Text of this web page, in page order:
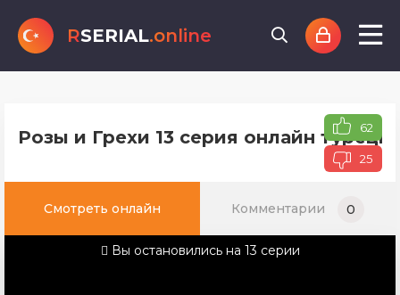
RSERIAL.online
Розы и Грехи 13 серия онлайн 62
25
Смотреть онлайн Комментарии 0
Вы остановились на 13 серии